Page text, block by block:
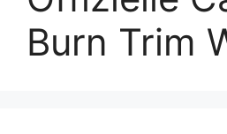
Burn Trim